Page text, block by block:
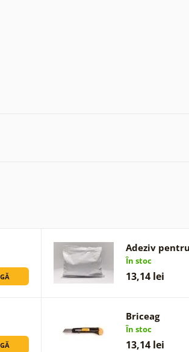
Adeziv
În stoc
13,14 lei
Briceag
În stoc
13,14 lei